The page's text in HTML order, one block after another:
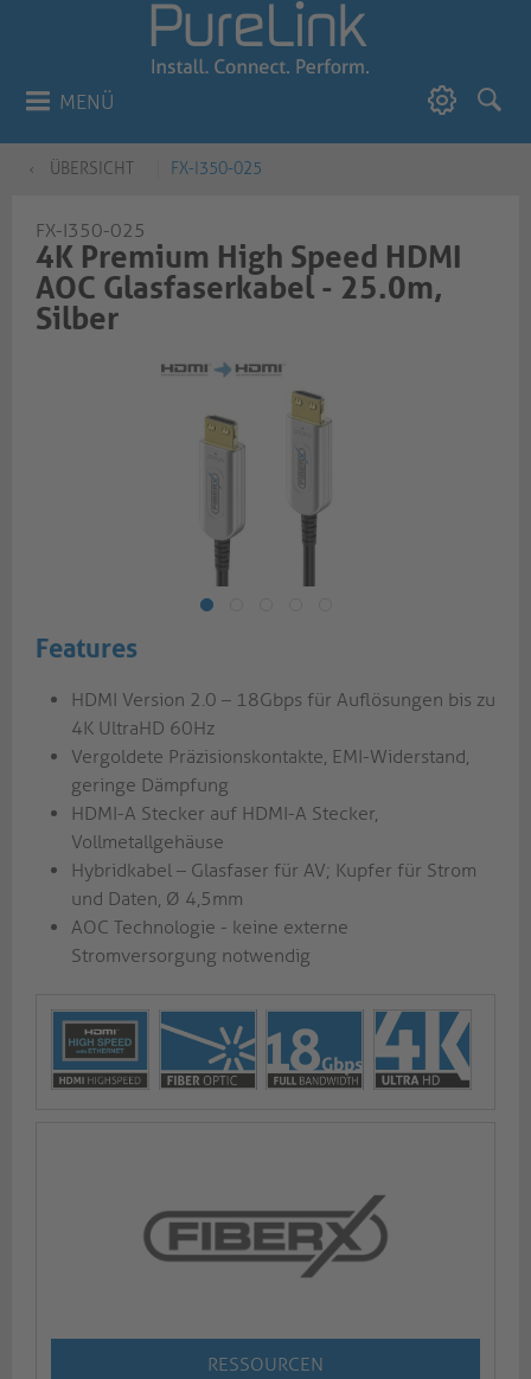
MENÜ
ÜBERSICHT FX-I350-025
FX-I350-025
4K Premium High Speed HDMI
AOC Glasfaserkabel - 25.0m,
Silber
Features
HDMI Version 2.0 – 18Gbps für Auflösungen bis zu
4K UltraHD 60Hz
Vergoldete Präzisionskontakte, EMI-Widerstand,
geringe Dämpfung
HDMI-A Stecker auf HDMI-A Stecker,
Vollmetallgehäuse
Hybridkabel – Glasfaser für AV; Kupfer für Strom
und Daten, Ø 4,5mm
AOC Technologie - keine externe
Stromversorgung notwendig
RESSOURCEN